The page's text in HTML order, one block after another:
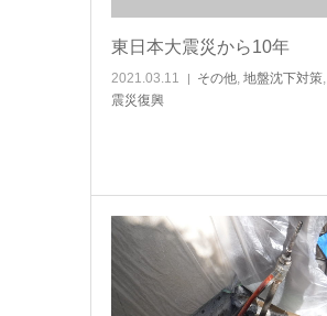
東日本大震災から10年
2021.03.11 その他, 地盤沈下対策,
震災復興